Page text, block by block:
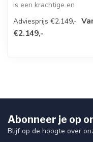
is een krachtige en
riemaand...
Adviesprijs €2.149,-
€2.149,-
Abonneer je op
Blijf op de hoogte over